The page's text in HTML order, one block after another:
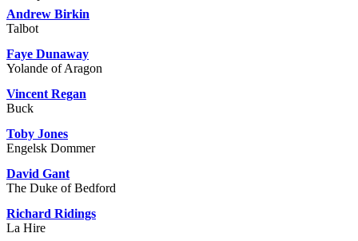
Andrew Birkin
Talbot
Faye Dunaway
Yolande of Aragon
Vincent Regan
Buck
Toby Jones
Engelsk Dommer
David Gant
The Duke of Bedford
Richard Ridings
La Hire